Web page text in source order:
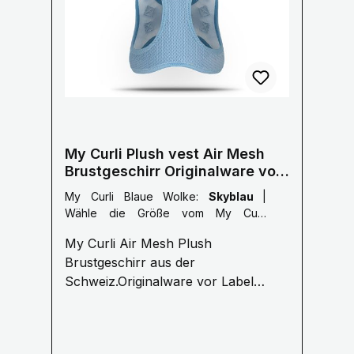
My Curli Plush vest Air Mesh
Brustgeschirr Originalware vor
Labelumstellung
My Curli Blaue Wolke: Skyblau
Wähle die Größe vom My Curli
Brustumfang
My Curli Air Mesh Plush
Brustgeschirr aus der
Schweiz.Originalware vor Label